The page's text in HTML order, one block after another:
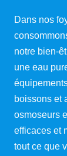
Dans nos
notre bien-
une eau
boissons et
osmoseurs
efficaces et
tout ce que